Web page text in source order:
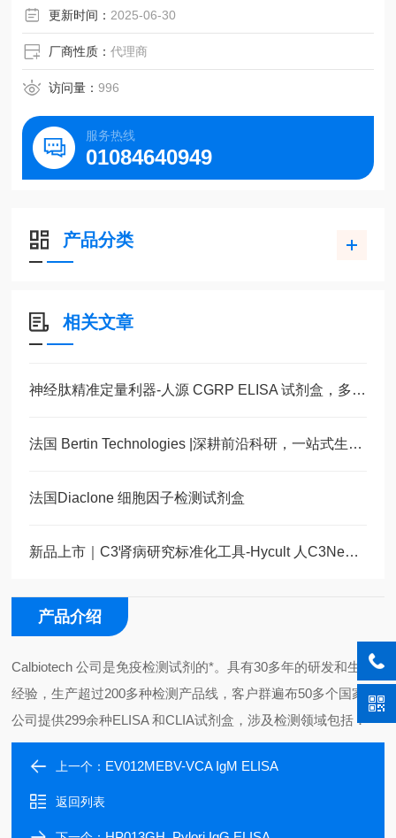
更新时间： 2025-06-30
厂商性质：代理商
访问量：996
服务热线
01084640949
产品分类
相关文章
神经肽精准定量利器-人源 CGRP ELISA 试剂盒，多类型样本直接检测
法国 Bertin Technologies |深耕前沿科研，一站式生命科学解决方案
法国Diaclone 细胞因子检测试剂盒
新品上市｜C3肾病研究标准化工具-Hycult 人C3NeF ELISA试剂盒全新发布
产品介绍
Calbiotech 公司是免疫检测试剂的*。具有30多年的研发和生产
经验，生产超过200多种检测产品线，客户群遍布50多个国家。
公司提供299余种ELISA 和CLIA试剂盒，涉及检测领域包括：
上一个： EV012MEBV-VCA IgM ELISA
返回列表